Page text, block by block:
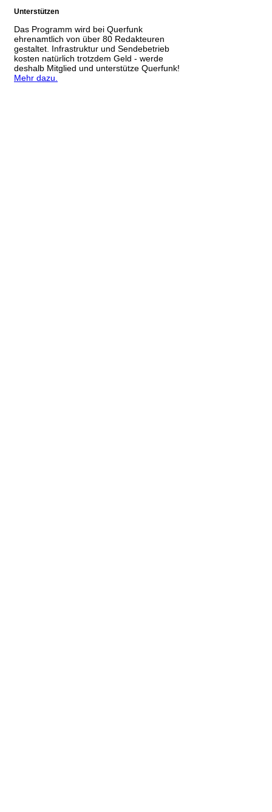
Unterstützen
Das Programm wird bei Querfunk
ehrenamtlich von über 80 Redakteuren
gestaltet. Infrastruktur und Sendebetrieb
kosten natürlich trotzdem Geld - werde
deshalb Mitglied und unterstütze Querfunk!
Mehr dazu.